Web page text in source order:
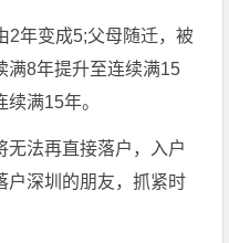
2年变成5;父母随迁，被
满8年提升至连续满15
满15年。
无法再直接落户，入户
户深圳的朋友，抓紧时